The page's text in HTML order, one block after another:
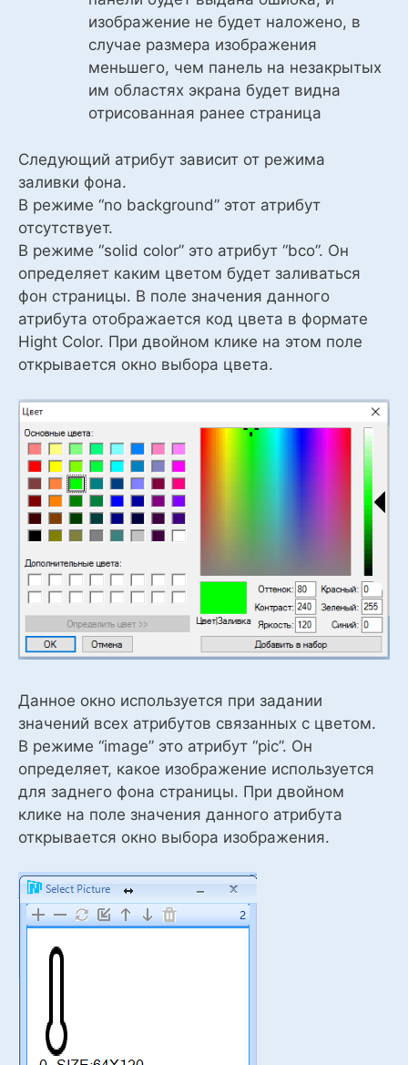
изображение не будет наложено, в
случае размера изображения
меньшего, чем панель на незакрытых
им областях экрана будет видна
отрисованная ранее страница
Следующий атрибут зависит от режима
заливки фона.
В режиме “no background” этот атрибут
отсутствует.
В режиме “solid color” это атрибут “bco”. Он
определяет каким цветом будет заливаться
фон страницы. В поле значения данного
атрибута отображается код цвета в формате
Hight Color. При двойном клике на этом поле
открывается окно выбора цвета.
Данное окно используется при задании
значений всех атрибутов связанных с цветом.
В режиме “image” это атрибут “pic”. Он
определяет, какое изображение используется
для заднего фона страницы. При двойном
клике на поле значения данного атрибута
открывается окно выбора изображения.